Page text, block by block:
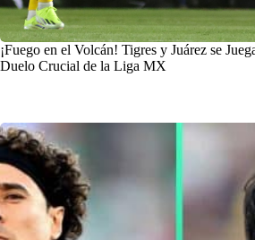
¡Fuego en el Volcán! Tigres y Juárez se
Duelo Crucial de la Liga MX